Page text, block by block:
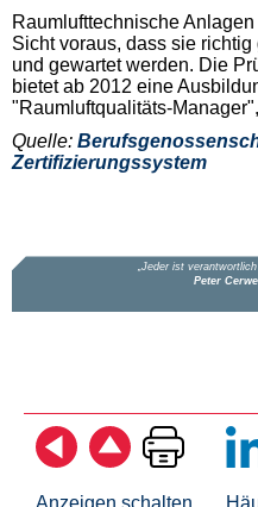
Raumlufttechnische
Sicht voraus, dass sie
und gewartet werden. Die
bietet ab 2012 eine
"Raumluftqualitäts-
Quelle:
Zertifizierungssystem
Anzeigen schalten